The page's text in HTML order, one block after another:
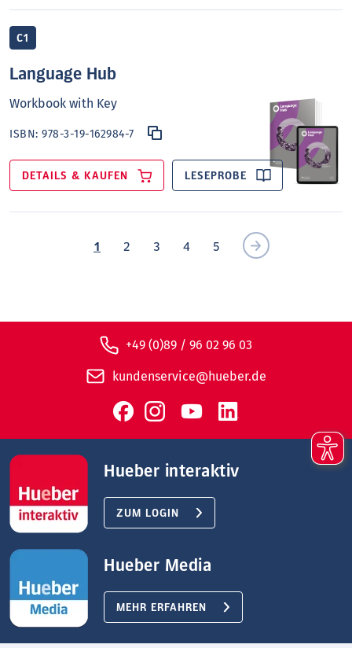
C1
Language Hub
Workbook with Key
ISBN:978-3-19-162984-7
DETAILS & KAUFEN LESEPROBE
1 2 3 4 5
+49 (0)89 / 96 02 96 03
kundenservice@hueber.de
Hueber interaktiv
ZUM LOGIN
Hueber Media
MEHR ERFAHREN